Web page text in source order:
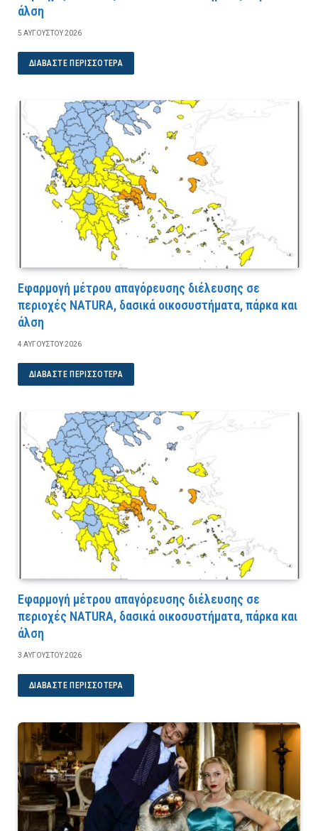
άλση
5 ΑΥΓΟΎΣΤΟΥ 2026
ΔΙΑΒΆΣΤΕ ΠΕΡΙΣΣΌΤΕΡΑ
Εφαρμογή μέτρου απαγόρευσης διέλευσης σε
περιοχές NATURA, δασικά οικοσυστήματα, πάρκα και
άλση
4 ΑΥΓΟΎΣΤΟΥ 2026
ΔΙΑΒΆΣΤΕ ΠΕΡΙΣΣΌΤΕΡΑ
Εφαρμογή μέτρου απαγόρευσης διέλευσης σε
περιοχές NATURA, δασικά οικοσυστήματα, πάρκα και
άλση
3 ΑΥΓΟΎΣΤΟΥ 2026
ΔΙΑΒΆΣΤΕ ΠΕΡΙΣΣΌΤΕΡΑ